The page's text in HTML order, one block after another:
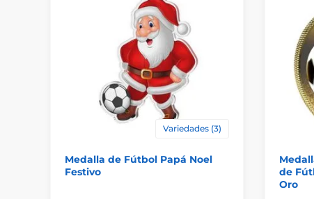
Variedades (3)
Medalla de Fútbol Papá Noel
Festivo
de
Oro